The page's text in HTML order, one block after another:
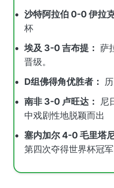
沙特阿拉伯 0-0 伊拉克
杯
埃及 3-0 吉布提： 萨
晋级。
D组佛得角优胜者：
南非 3-0 卢旺达：
尼
中戏剧性地脱颖而出
塞内加尔 4-0 毛里塔
第四次夺得世界杯冠军